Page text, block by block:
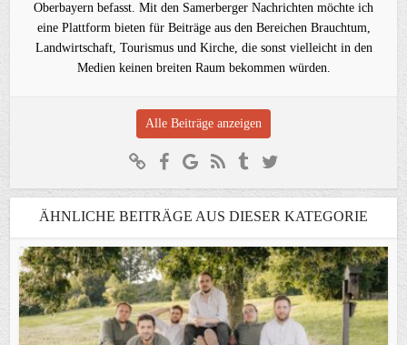
Oberbayern befasst. Mit den Samerberger Nachrichten möchte ich
eine Plattform bieten für Beiträge aus den Bereichen Brauchtum,
Landwirtschaft, Tourismus und Kirche, die sonst vielleicht in den
Medien keinen breiten Raum bekommen würden.
Alle Beiträge anzeigen
ÄHNLICHE BEITRÄGE AUS DIESER KATEGORIE